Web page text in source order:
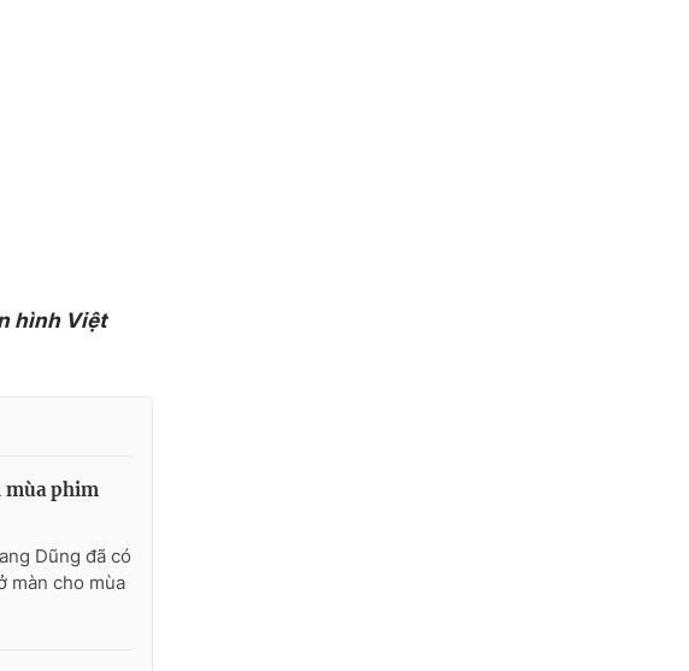
hình Việt
mùa phim
Dũng đã có
màn cho mùa